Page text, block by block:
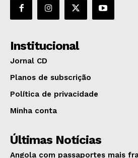
Institucional
Jornal CD
Planos de subscrição
Política de privacidade
Minha conta
Últimas Notícias
Angola com passaportes mais